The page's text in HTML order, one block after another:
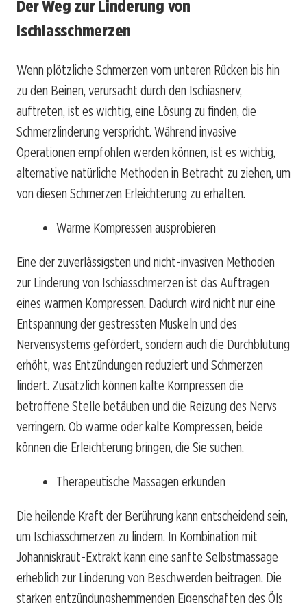
Der Weg zur Linderung von
Ischiasschmerzen
Wenn plötzliche Schmerzen vom unteren Rücken bis hin
zu den Beinen, verursacht durch den Ischiasnerv,
auftreten, ist es wichtig, eine Lösung zu finden, die
Schmerzlinderung verspricht. Während invasive
Operationen empfohlen werden können, ist es wichtig,
alternative natürliche Methoden in Betracht zu ziehen, um
von diesen Schmerzen Erleichterung zu erhalten.
Warme Kompressen ausprobieren
Eine der zuverlässigsten und nicht-invasiven Methoden
zur Linderung von Ischiasschmerzen ist das Auftragen
eines warmen Kompressen. Dadurch wird nicht nur eine
Entspannung der gestressten Muskeln und des
Nervensystems gefördert, sondern auch die Durchblutung
erhöht, was Entzündungen reduziert und Schmerzen
lindert. Zusätzlich können kalte Kompressen die
betroffene Stelle betäuben und die Reizung des Nervs
verringern. Ob warme oder kalte Kompressen, beide
können die Erleichterung bringen, die Sie suchen.
Therapeutische Massagen erkunden
Die heilende Kraft der Berührung kann entscheidend sein,
um Ischiasschmerzen zu lindern. In Kombination mit
Johanniskraut-Extrakt kann eine sanfte Selbstmassage
erheblich zur Linderung von Beschwerden beitragen. Die
starken entzündungshemmenden Eigenschaften des Öls